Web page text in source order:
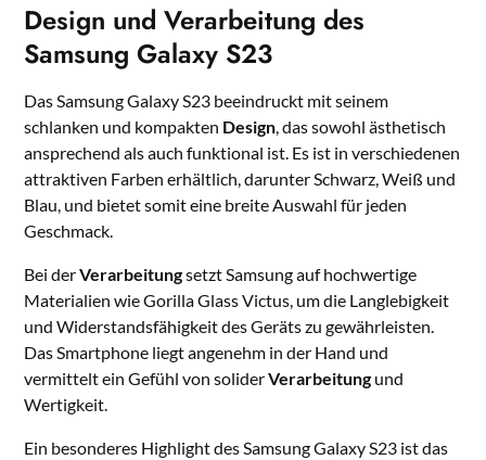
Design und Verarbeitung des
Samsung Galaxy S23
Das Samsung Galaxy S23 beeindruckt mit seinem
schlanken und kompakten Design, das sowohl ästhetisch
ansprechend als auch funktional ist. Es ist in verschiedenen
attraktiven Farben erhältlich, darunter Schwarz, Weiß und
Blau, und bietet somit eine breite Auswahl für jeden
Geschmack.
Bei derVerarbeitungsetzt Samsung auf hochwertige
Materialien wie Gorilla Glass Victus, um die Langlebigkeit
und Widerstandsfähigkeit des Geräts zu gewährleisten.
Das Smartphone liegt angenehm in der Hand und
vermittelt ein Gefühl von soliderVerarbeitung und
Wertigkeit.
Ein besonderes Highlight des Samsung Galaxy S23 ist das